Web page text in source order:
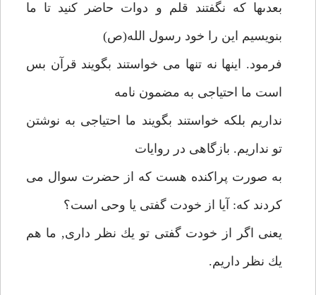
بعدىها كه نگفتند قلم و دوات حاضر كنيد تا ما
بنويسيم اين را خود رسول الله(ص)
فرمود. اينها نه تنها مى خواستند بگويند قرآن بس
است ما احتياجى به مضمون نامه
نداريم بلكه خواستند بگويند ما احتياجى به نوشتن
تو نداريم. بازگاهى در روايات
به صورت پراكنده هست كه از حضرت سوال مى
كردند كه: آيا از خودت گفتى يا وحى است؟
يعنى اگر از خودت گفتى تو يك نظر دارى, ما هم
يك نظر داريم.